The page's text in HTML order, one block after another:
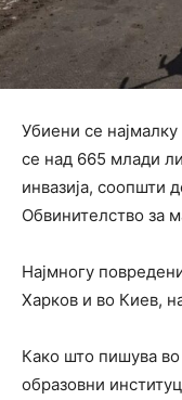
Убиени се
се над 665 млади
инвазија, соопшти
Обвинителство за
Најмногу
Харков и во Киев,
Како што пишува
образовни